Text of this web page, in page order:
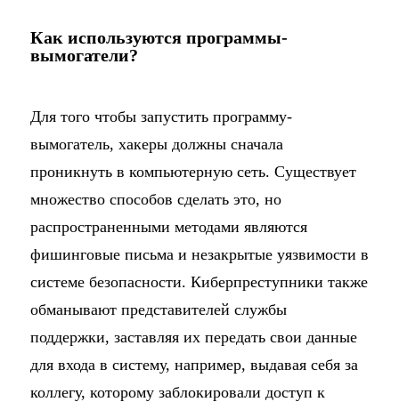
Как используются программы-
вымогатели?
Для того чтобы запустить программу-
вымогатель, хакеры должны сначала
проникнуть в компьютерную сеть. Существует
множество способов сделать это, но
распространенными методами являются
фишинговые письма и незакрытые уязвимости в
системе безопасности. Киберпреступники также
обманывают представителей службы
поддержки, заставляя их передать свои данные
для входа в систему, например, выдавая себя за
коллегу, которому заблокировали доступ к